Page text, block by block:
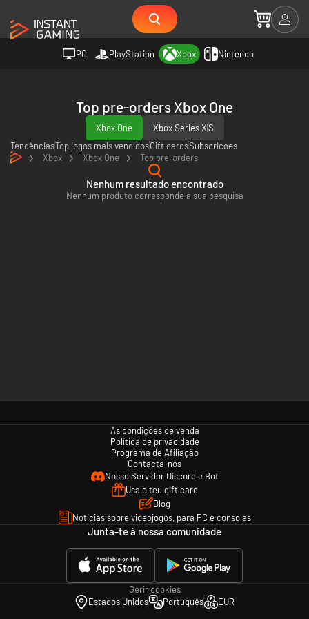
PC PlayStation Xbox Nintendo
Top pre-orders Xbox One
Xbox One
Xbox Series X|S
TendênciasTop jogos mais vendidosGift cardsSubscricoes
Xbox
Xbox One Top pre-orders
Nenhum resultado encontrado
Nenhum produto corresponde à sua pesquisa
As condições de venda
Política de privacidade
Programa de Afiliação
Contacta-nos
Nosso Servidor Discord e Bot
Usa o teu gift card
Blog
Notícias sobre videojogos, para PC e consolas
Junta-te à nossa comunidade
Gerir cookies
Estados Unidos
Português EUR